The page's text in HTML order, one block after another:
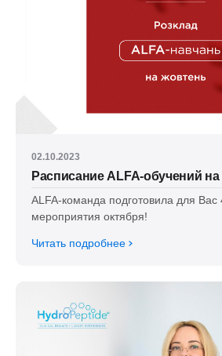
02.10.2023
Расписание ALFA-обучений на
ALFA-команда подготовила для
мероприятия октября!
Читать подробнее